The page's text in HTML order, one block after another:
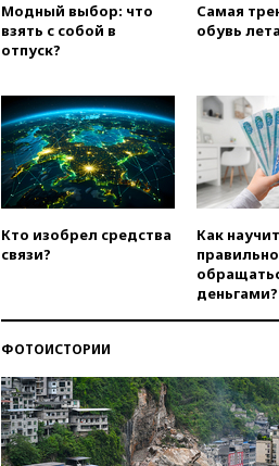
Модный выбор: что
взять с собой в
отпуск?
Самая
обувь
Кто изобрел средства
связи?
Как
правильно
деньгами?
ФОТОИСТОРИИ